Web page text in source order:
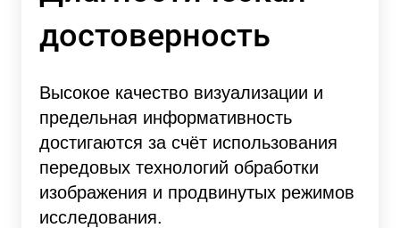
достоверность
Высокое качество визуализации и
предельная информативность
достигаются за счёт использования
передовых технологий обработки
изображения и продвинутых режимов
исследования.